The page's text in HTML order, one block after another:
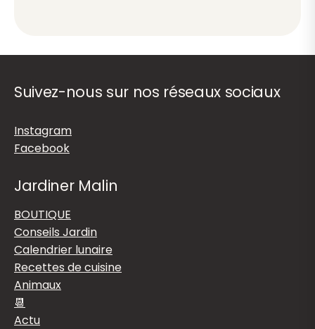
Suivez-nous sur nos réseaux sociaux
Instagram
Facebook
Jardiner Malin
BOUTIQUE
Conseils Jardin
Calendrier lunaire
Recettes de cuisine
Animaux
📆
Actu